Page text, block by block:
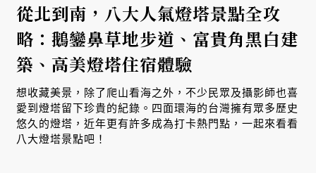
從北到南，八大人氣燈塔景點全攻
略：鵝鑾鼻草地步道、富貴角黑白建
築、高美燈塔住宿體驗
想收藏美景，除了爬山看海之外，不少民眾及攝影師也喜
愛到燈塔留下珍貴的紀錄。四面環海的台灣擁有眾多歷史
悠久的燈塔，近年更有許多成為打卡熱門點，一起來看看
八大燈塔景點吧！